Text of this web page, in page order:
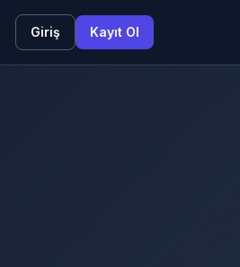
Giriş Kayıt Ol